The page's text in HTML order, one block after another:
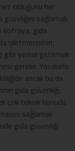
olduğunu her
güveliğini sağlamak
sofraya, gıda
işletmecisinin;
gibi yerine getirmek
gerekir. Yasalarla
ancak bu da
gıda güvenliği,
çok teknik konuda
sağlamak
gıda güvenliği